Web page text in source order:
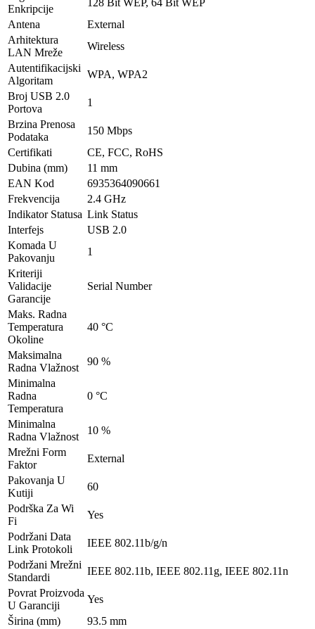
Enkripcije
Antena
External
Arhitektura
LAN Mreže
Wireless
Autentifikacijski
Algoritam
WPA, WPA2
Broj USB 2.0
Portova
1
Brzina Prenosa
Podataka
150 Mbps
Certifikati
CE, FCC, RoHS
Dubina (mm)
11 mm
EAN Kod
6935364090661
Frekvencija
2.4 GHz
Indikator Statusa Link Status
Interfejs
USB 2.0
Komada U
Pakovanju
1
Kriteriji
Validacije
Garancije
Serial Number
Maks. Radna
Temperatura
Okoline
40 °C
Maksimalna
Radna Vlažnost
90 %
Minimalna
Radna
Temperatura
0 °C
Minimalna
Radna Vlažnost
10 %
Mrežni Form
Faktor
External
Pakovanja U
Kutiji
60
Podrška Za Wi
Fi
Yes
Podržani Data
Link Protokoli
IEEE 802.11b/g/n
Podržani Mrežni
Standardi
IEEE 802.11b, IEEE 802.11g, IEEE 802.11n
Povrat Proizvoda
U Garanciji
Yes
Širina (mm)
93.5 mm